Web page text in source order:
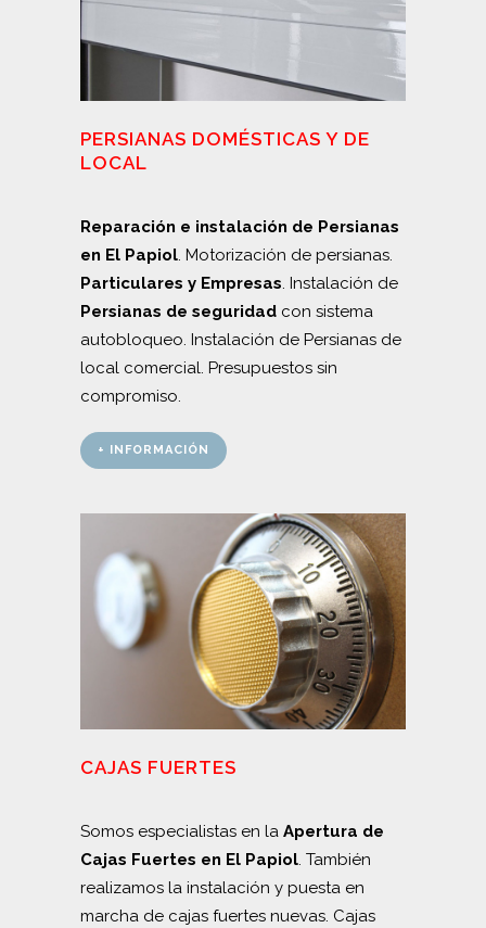
PERSIANAS DOMÉSTICAS Y DE
LOCAL
Reparación e instalación de Persianas
en El Papiol. Motorización de persianas.
Particulares y Empresas. Instalación de
Persianas de seguridad con sistema
autobloqueo. Instalación de Persianas de
local comercial. Presupuestos sin
compromiso.
+ INFORMACIÓN
CAJAS FUERTES
Somos especialistas en la Apertura de
Cajas Fuertes en El Papiol. También
realizamos la instalación y puesta en
marcha de cajas fuertes nuevas. Cajas